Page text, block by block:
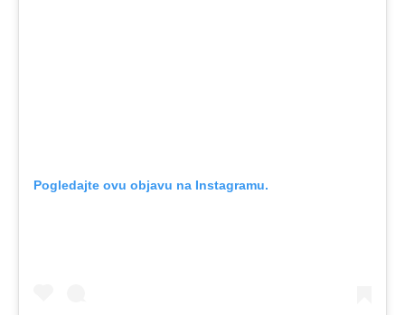
Pogledajte ovu objavu na Instagramu.